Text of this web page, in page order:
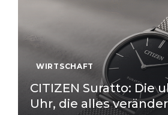
WIRTSCHAFT
CITIZEN Suratto: Die
Uhr, die alles